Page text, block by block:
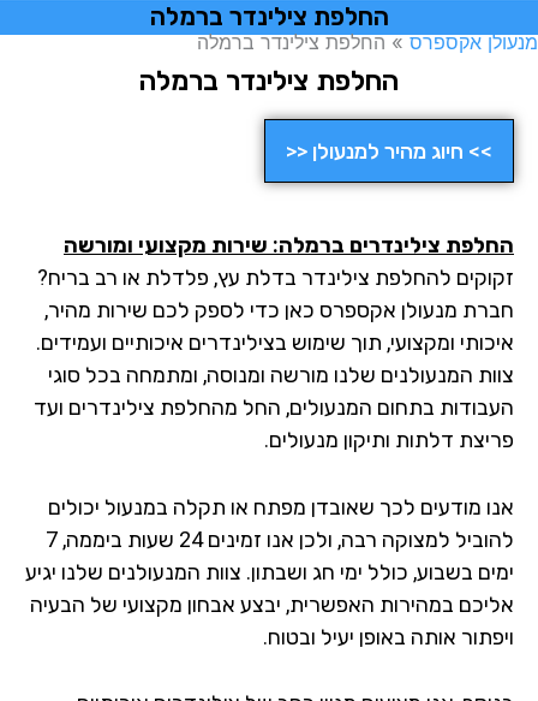
החלפת צילינדר ברמלה
מנעולן אקספרס»החלפת צילינדר ברמלה
החלפת צילינדר ברמלה
>> חיוג מהיר למנעולן <<
החלפת צילינדרים ברמלה: שירות מקצועי ומורשה
זקוקים להחלפת צילינדר בדלת עץ, פלדלת או רב בריח?
חברת מנעולן אקספרס כאן כדי לספק לכם שירות מהיר,
איכותי ומקצועי, תוך שימוש בצילינדרים איכותיים ועמידים.
צוות המנעולנים שלנו מורשה ומנוסה, ומתמחה בכל סוגי
העבודות בתחום המנעולים, החל מהחלפת צילינדרים ועד
פריצת דלתות ותיקון מנעולים.
אנו מודעים לכך שאובדן מפתח או תקלה במנעול יכולים
להוביל למצוקה רבה, ולכן אנו זמינים 24 שעות ביממה, 7
ימים בשבוע, כולל ימי חג ושבתון. צוות המנעולנים שלנו יגיע
אליכם במהירות האפשרית, יבצע אבחון מקצועי של הבעיה
ויפתור אותה באופן יעיל ובטוח.